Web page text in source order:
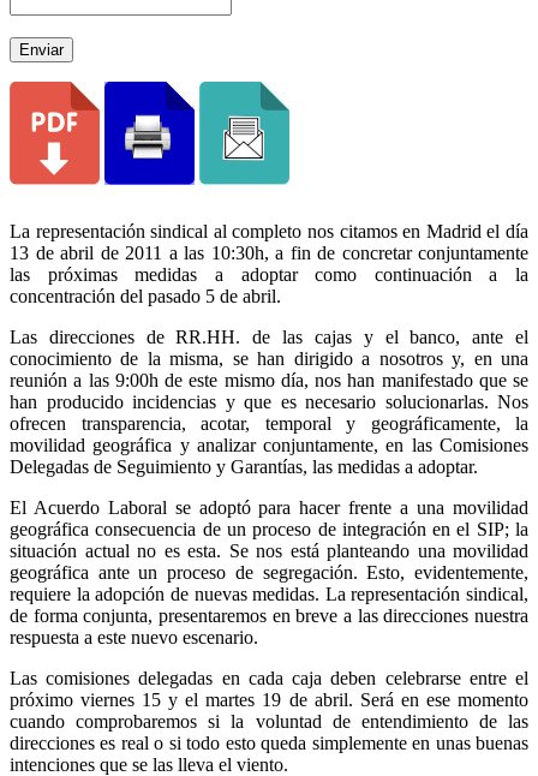
Enviar
La representación sindical al completo nos citamos en Madrid el día
13 de abril de 2011 a las 10:30h, a fin de concretar conjuntamente
las próximas medidas a adoptar como continuación a la
concentración del pasado 5 de abril.
Las direcciones de RR.HH. de las cajas y el banco, ante el
conocimiento de la misma, se han dirigido a nosotros y, en una
reunión a las 9:00h de este mismo día, nos han manifestado que se
han producido incidencias y que es necesario solucionarlas. Nos
ofrecen transparencia, acotar, temporal y geográficamente, la
movilidad geográfica y analizar conjuntamente, en las Comisiones
Delegadas de Seguimiento y Garantías, las medidas a adoptar.
El Acuerdo Laboral se adoptó para hacer frente a una movilidad
geográfica consecuencia de un proceso de integración en el SIP; la
situación actual no es esta. Se nos está planteando una movilidad
geográfica ante un proceso de segregación. Esto, evidentemente,
requiere la adopción de nuevas medidas. La representación sindical,
de forma conjunta, presentaremos en breve a las direcciones nuestra
respuesta a este nuevo escenario.
Las comisiones delegadas en cada caja deben celebrarse entre el
próximo viernes 15 y el martes 19 de abril. Será en ese momento
cuando comprobaremos si la voluntad de entendimiento de las
direcciones es real o si todo esto queda simplemente en unas buenas
intenciones que se las lleva el viento.